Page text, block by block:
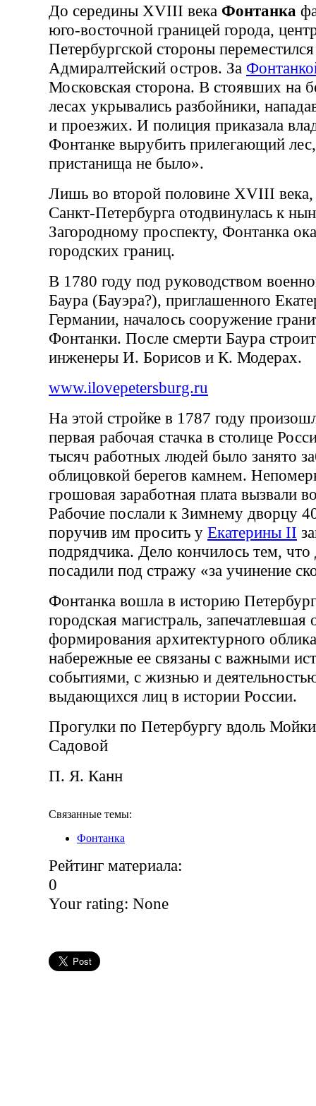
До середины XVIII века Фонтанка
юго-восточной границей города,
Петербургской стороны
Адмиралтейский остров. За
Московская сторона. В стоявших на
лесах укрывались разбойники,
и проезжих. И полиция приказала
Фонтанке вырубить прилегающий
пристанища не было».
Лишь во второй половине XVIII века,
Санкт-Петербурга отодвинулась к
Загородному проспекту, Фонтанка
городских границ.
В 1780 году под руководством
Баура (Бауэра?), приглашенного
Германии, началось сооружение
Фонтанки. После смерти Баура
инженеры И. Борисов и К. Модерах.
www.ilovepetersburg.ru
На этой стройке в 1787 году
первая рабочая стачка в столице
тысяч работных людей было занято
облицовкой берегов камнем.
грошовая заработная плата вызвали
Рабочие послали к Зимнему дворцу
поручив им просить у Екатерины II
подрядчика. Дело кончилось тем, что
посадили под стражу «за учинение
Фонтанка вошла в историю
городская магистраль,
формирования архитектурного
набережные ее связаны с важными
событиями, с жизнью и
выдающихся лиц в истории России.
Прогулки по Петербургу вдоль
Садовой
П. Я. Канн
Связанные темы:
Фонтанка
Рейтинг материала:
0
Your rating: None